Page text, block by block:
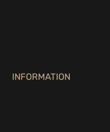
INFORMATION